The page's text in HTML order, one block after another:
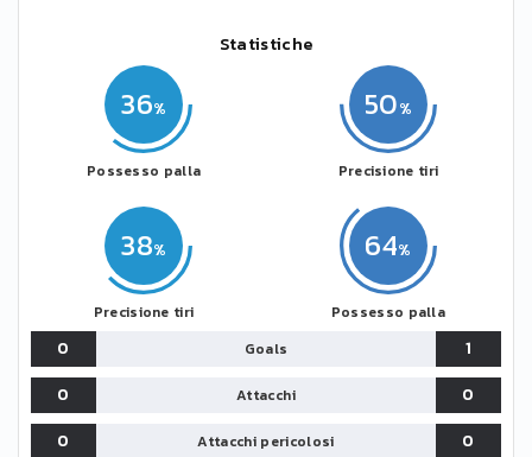
Statistiche
36
Possesso palla
38
Precisione tiri
64
Possesso palla
50
Precisione tiri
0 Goals
1
0
Attacchi
0
0
Attacchi pericolosi 0